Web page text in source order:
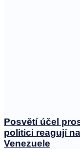
Posvětí účel
politici reagují
Venezuele